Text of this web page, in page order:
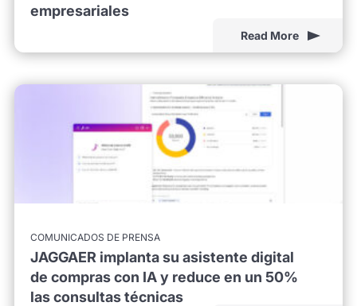
empresariales
Read More
COMUNICADOS DE PRENSA
JAGGAER implanta su asistente digital
de compras con IA y reduce en un 50%
las consultas técnicas